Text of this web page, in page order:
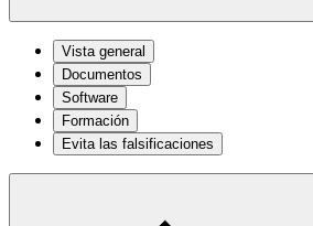
Vista general
Documentos
Software
Formación
Evita las falsificaciones